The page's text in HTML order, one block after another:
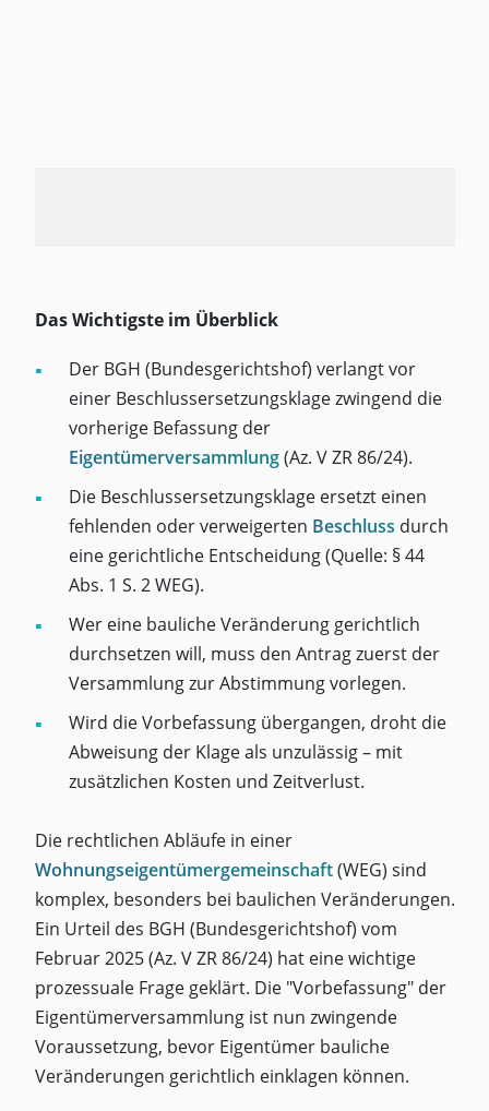
Das Wichtigste im Überblick
Der BGH (Bundesgerichtshof) verlangt vor
einer Beschlussersetzungsklage zwingend die
vorherige Befassung der
Eigentümerversammlung(Az. V ZR 86/24).
Die Beschlussersetzungsklage ersetzt einen
fehlenden oder verweigerten Beschluss durch
eine gerichtliche Entscheidung (Quelle: § 44
Abs. 1 S. 2 WEG).
Wer eine bauliche Veränderung gerichtlich
durchsetzen will, muss den Antrag zuerst der
Versammlung zur Abstimmung vorlegen.
Wird die Vorbefassung übergangen, droht die
Abweisung der Klage als unzulässig – mit
zusätzlichen Kosten und Zeitverlust.
Die rechtlichen Abläufe in einer
Wohnungseigentümergemeinschaft(WEG) sind
komplex, besonders bei baulichen Veränderungen.
Ein Urteil des BGH (Bundesgerichtshof) vom
Februar 2025 (Az. V ZR 86/24) hat eine wichtige
prozessuale Frage geklärt. Die "Vorbefassung" der
Eigentümerversammlung ist nun zwingende
Voraussetzung, bevor Eigentümer bauliche
Veränderungen gerichtlich einklagen können.